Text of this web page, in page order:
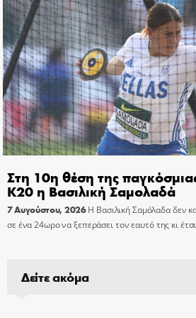
Στη 10η θέση της
Κ20 η Βασιλική Σαμολαδά
7 Αυγούστου, 2026 Η Βασιλική Σαμόλαδα δεν
σε ένα 24ωρο να ξεπεράσει τον εαυτό της κι
Δείτε ακόμα